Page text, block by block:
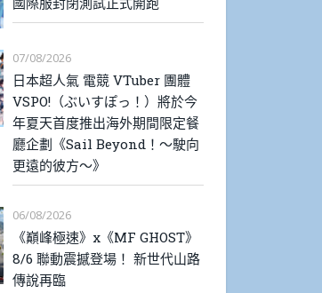
07/08/2026
日本超人氣 電競 VTuber 團體
VSPO!（ぶいすぽっ！）將於今
年夏天首度推出海外期間限定餐
廳企劃《Sail Beyond！～駛向
更遠的彼方～》
06/08/2026
《巔峰極速》x《MF GHOST》
8/6 聯動震撼登場！ 新世代山路
傳說再臨